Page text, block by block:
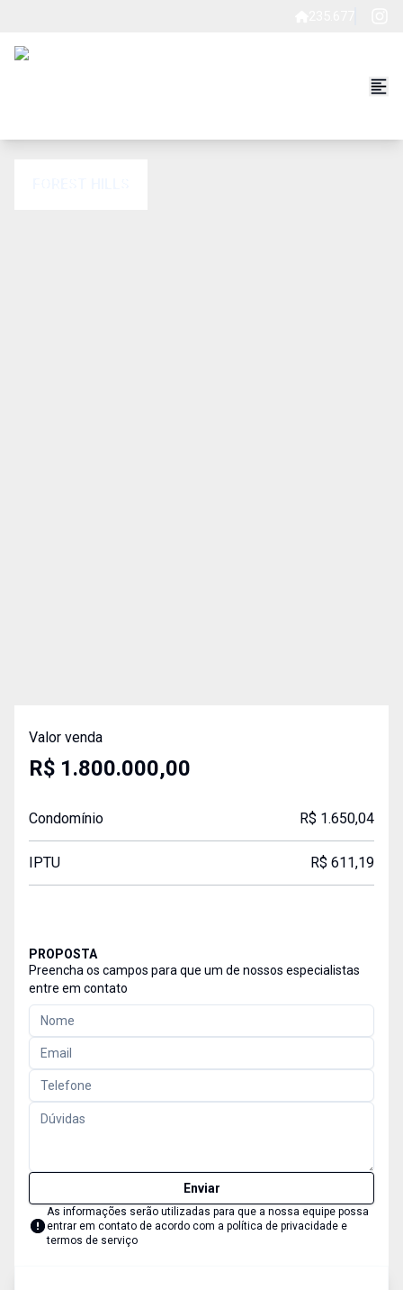
Valor venda
R$ 1.800.000,00
Condomínio R$ 1.650,04
IPTU R$ 611,19
PROPOSTA
Preencha os campos para que um de nossos especialistas
entre em contato
Enviar
As informações serão utilizadas para que a nossa equipe possa
entrar em contato de acordo com a política de privacidade e
termos de serviço